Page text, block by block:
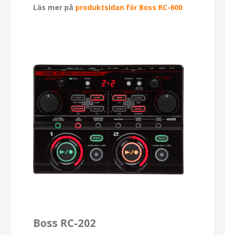
Läs mer på produktsidan för Boss RC-600
Boss RC-202